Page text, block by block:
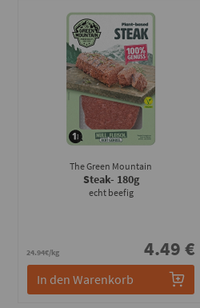
The Green Mountain
Steak- 180g
echt beefig
24.94€/kg 4.49 €
In den Warenkorb